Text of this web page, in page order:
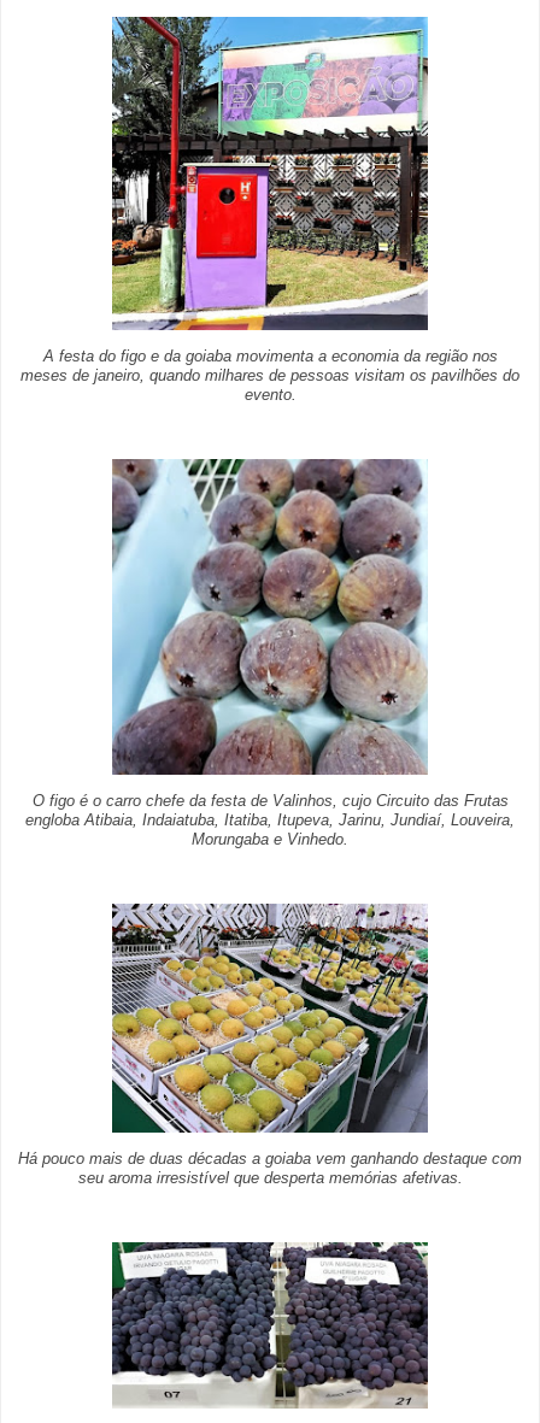
A festa do figo e da goiaba movimenta a economia da região nos
meses de janeiro, quando milhares de pessoas visitam os pavilhões do
evento.
O figo é o carro chefe da festa de Valinhos, cujo Circuito das Frutas
engloba Atibaia, Indaiatuba, Itatiba, Itupeva, Jarinu, Jundiaí, Louveira,
Morungaba e Vinhedo.
Há pouco mais de duas décadas a goiaba vem ganhando destaque com
seu aroma irresistível que desperta memórias afetivas.